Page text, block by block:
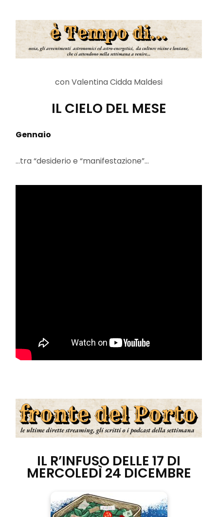
con Valentina Cidda Maldesi
IL CIELO DEL MESE
Gennaio
…tra “desiderio e “manifestazione”…
IL R’INFUSO DELLE 17 DI
MERCOLEDÌ 24 DICEMBRE